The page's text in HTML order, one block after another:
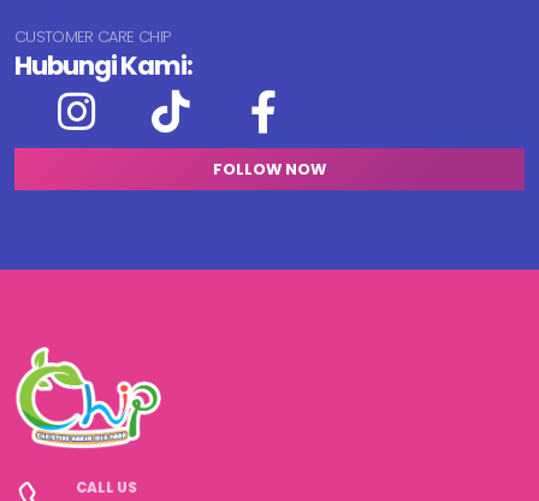
CUSTOMER CARE CHIP
Hubungi Kami:
FOLLOW NOW
CALL US